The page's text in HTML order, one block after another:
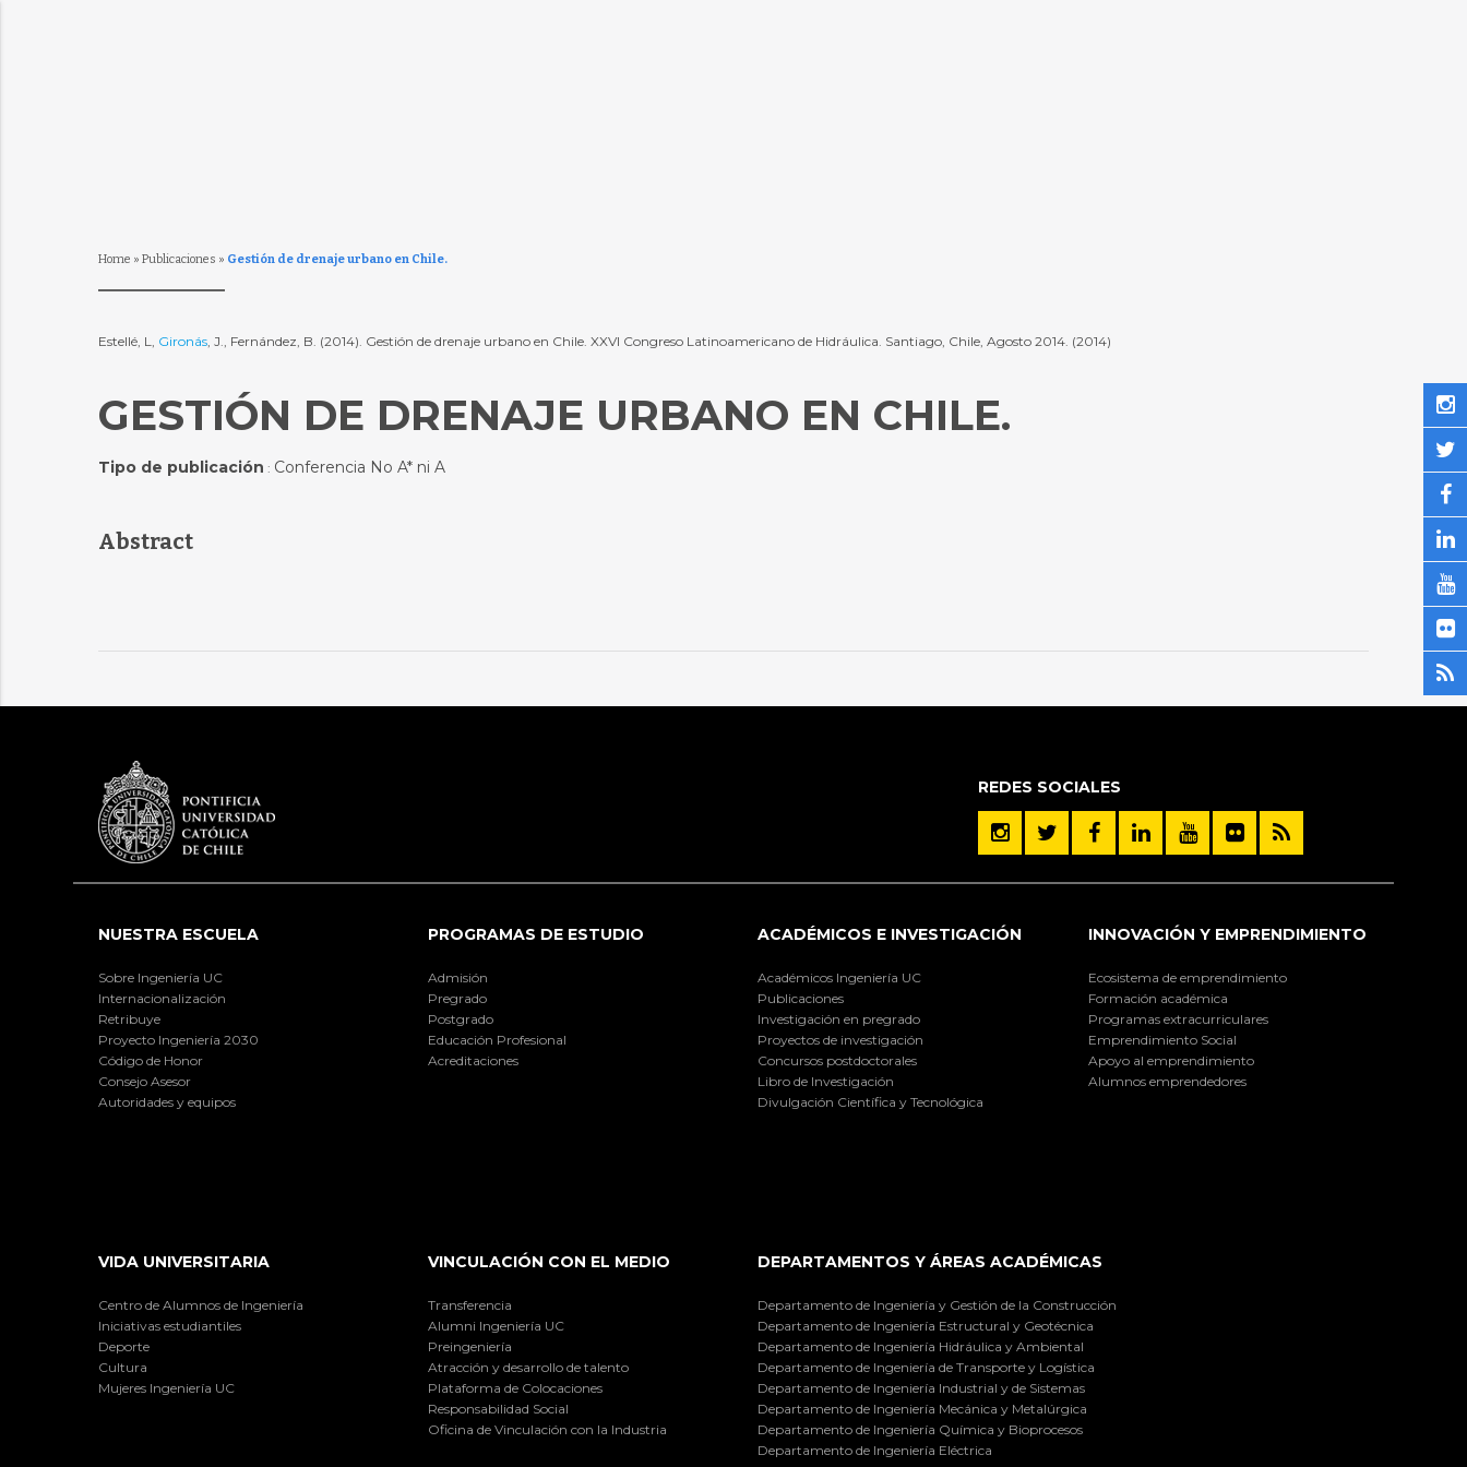
Home » Publicaciones » Gestión de drenaje urbano en Chile.
Estellé, L, Gironás, J., Fernández, B. (2014). Gestión de drenaje urbano en Chile. XXVI Congreso Latinoamericano de Hidráulica. Santiago, Chile, Agosto 2014. (2014)
GESTIÓN DE DRENAJE URBANO EN CHILE.
Tipo de publicación : Conferencia No A* ni A
Abstract
REDES SOCIALES
NUESTRA ESCUELA
Sobre Ingeniería UC
Internacionalización
Retribuye
Proyecto Ingeniería 2030
Código de Honor
Consejo Asesor
Autoridades y equipos
PROGRAMAS DE ESTUDIO
Admisión
Pregrado
Postgrado
Educación Profesional
Acreditaciones
ACADÉMICOS E INVESTIGACIÓN
Académicos Ingeniería UC
Publicaciones
Investigación en pregrado
Proyectos de investigación
Concursos postdoctorales
Libro de Investigación
Divulgación Científica y Tecnológica
INNOVACIÓN Y EMPRENDIMIENTO
Ecosistema de emprendimiento
Formación académica
Programas extracurriculares
Emprendimiento Social
Apoyo al emprendimiento
Alumnos emprendedores
VIDA UNIVERSITARIA
Centro de Alumnos de Ingeniería
Iniciativas estudiantiles
Deporte
Cultura
Mujeres Ingeniería UC
VINCULACIÓN CON EL MEDIO
Transferencia
Alumni Ingeniería UC
Preingeniería
Atracción y desarrollo de talento
Plataforma de Colocaciones
Responsabilidad Social
Oficina de Vinculación con la Industria
DEPARTAMENTOS Y ÁREAS ACADÉMICAS
Departamento de Ingeniería y Gestión de la Construcción
Departamento de Ingeniería Estructural y Geotécnica
Departamento de Ingeniería Hidráulica y Ambiental
Departamento de Ingeniería de Transporte y Logística
Departamento de Ingeniería Industrial y de Sistemas
Departamento de Ingeniería Mecánica y Metalúrgica
Departamento de Ingeniería Química y Bioprocesos
Departamento de Ingeniería Eléctrica